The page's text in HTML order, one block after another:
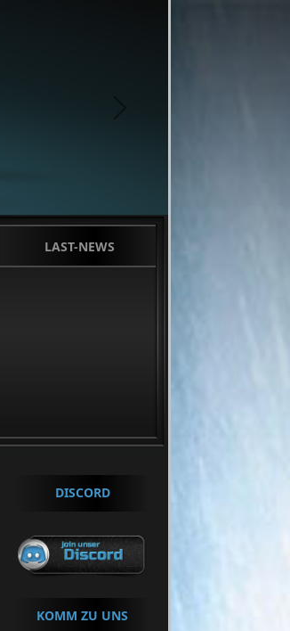
LAST-NEWS
klicke »
DISCORD
KOMM ZU UNS